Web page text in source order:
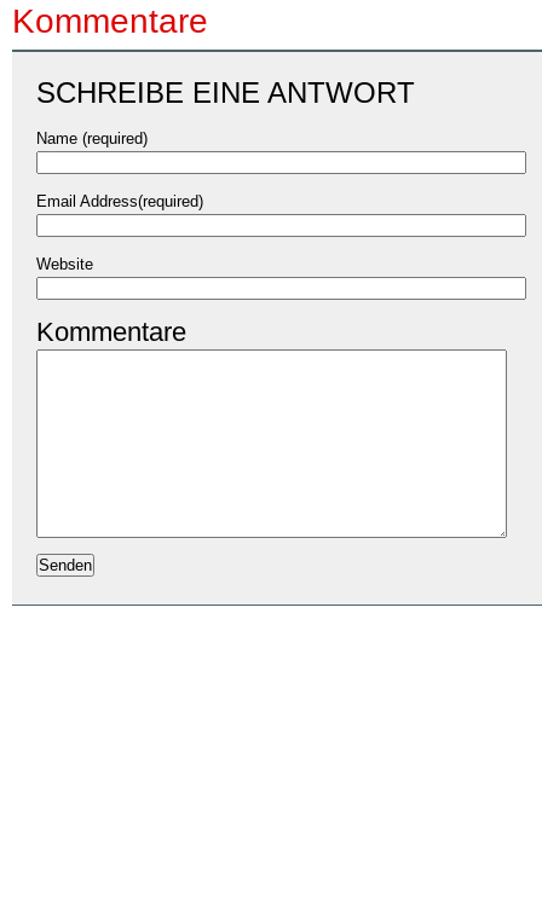
Kommentare
SCHREIBE EINE ANTWORT
Name (required)
Email Address(required)
Website
Kommentare